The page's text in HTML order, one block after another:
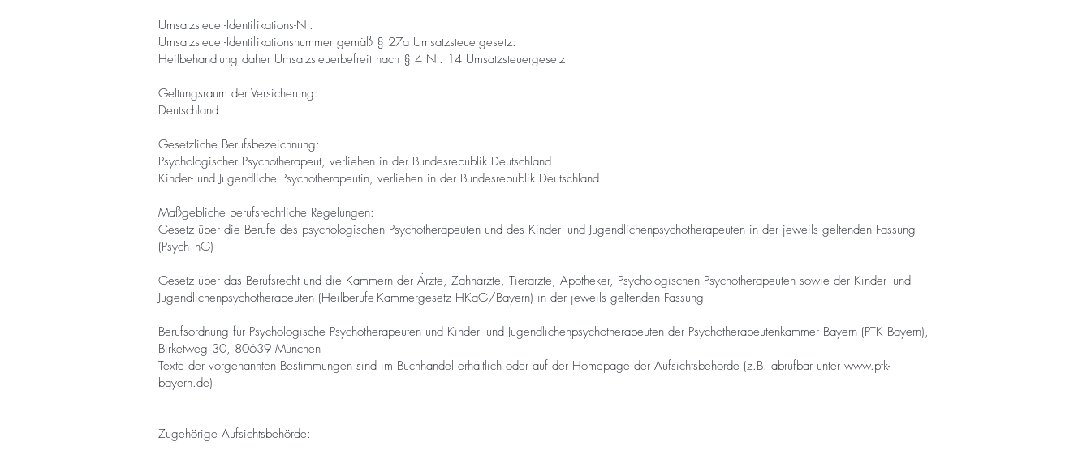
Umsatzsteuer-Identifikations-Nr.
Umsatzsteuer-Identifikationsnummer gemäß § 27a Umsatzsteuergesetz:
Heilbehandlung daher Umsatzsteuerbefreit nach § 4 Nr. 14 Umsatzsteuergesetz
Geltungsraum der Versicherung:
Deutschland
Gesetzliche Berufsbezeichnung:
Psychologischer Psychotherapeut, verliehen in der Bundesrepublik Deutschland
Kinder- und Jugendliche Psychotherapeutin, verliehen in der Bundesrepublik Deutschland
Maßgebliche berufsrechtliche Regelungen:
Gesetz über die Berufe des psychologischen Psychotherapeuten und des Kinder- und Jugendlichenpsychotherapeuten in der jeweils geltenden Fassung
(PsychThG)
Gesetz über das Berufsrecht und die Kammern der Ärzte, Zahnärzte, Tierärzte, Apotheker, Psychologischen Psychotherapeuten sowie der Kinder- und
Jugendlichenpsychotherapeuten (Heilberufe-Kammergesetz HKaG/Bayern) in der jeweils geltenden Fassung
Berufsordnung für Psychologische Psychotherapeuten und Kinder- und Jugendlichenpsychotherapeuten der Psychotherapeutenkammer Bayern (PTK Bayern),
Birketweg 30, 80639 München
Texte der vorgenannten Bestimmungen sind im Buchhandel erhältlich oder auf der Homepage der Aufsichtsbehörde (z.B. abrufbar unter www.ptk-
bayern.de)
Zugehörige Aufsichtsbehörde: